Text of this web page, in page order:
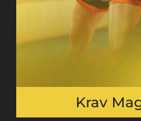
Krav